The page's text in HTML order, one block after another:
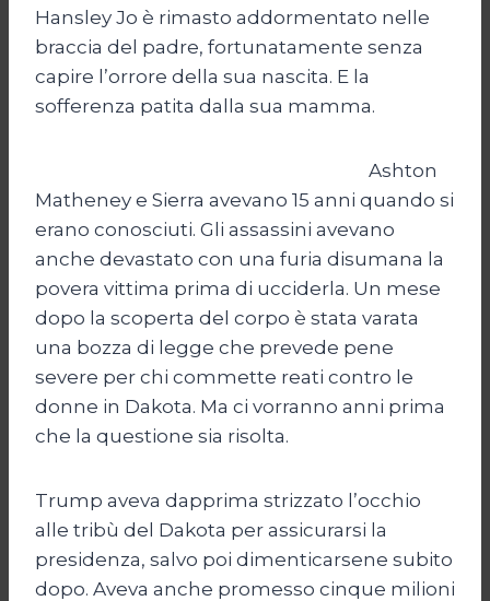
Hansley Jo è rimasto addormentato nelle
braccia del padre, fortunatamente senza
capire l’orrore della sua nascita. E la
sofferenza patita dalla sua mamma.
Ashton
Matheney e Sierra avevano 15 anni quando si
erano conosciuti. Gli assassini avevano
anche devastato con una furia disumana la
povera vittima prima di ucciderla. Un mese
dopo la scoperta del corpo è stata varata
una bozza di legge che prevede pene
severe per chi commette reati contro le
donne in Dakota. Ma ci vorranno anni prima
che la questione sia risolta.
Trump aveva dapprima strizzato l’occhio
alle tribù del Dakota per assicurarsi la
presidenza, salvo poi dimenticarsene subito
dopo. Aveva anche promesso cinque milioni